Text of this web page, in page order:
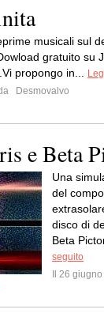
musicali sul
gratuito su
propongo in...
Desmovalvo
e Beta
Una
del
disco di
Beta
seguito
Il 26